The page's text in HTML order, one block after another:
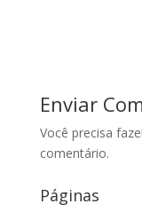
Enviar
Você precisa
comentário.
Páginas